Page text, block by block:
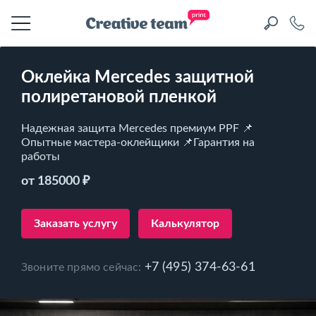
Оклейка Mercedes защитной
полиретановой пленкой
Надежная защита Mercedes премиум PPF 📌
Опытные мастера-оклейщики 📌Гарантия на
работы
от 185000 ₽
Заказать услугу Калькулятор
Звоните прямо сейчас: +7 (495) 374-63-61